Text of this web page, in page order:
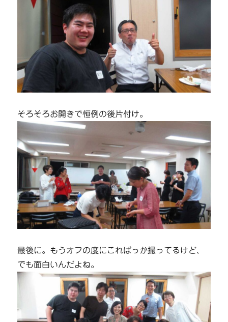
そろそろお開きで恒例の後片付け。
最後に。もうオフの度にこればっか撮ってるけど、
でも面白いんだよね。